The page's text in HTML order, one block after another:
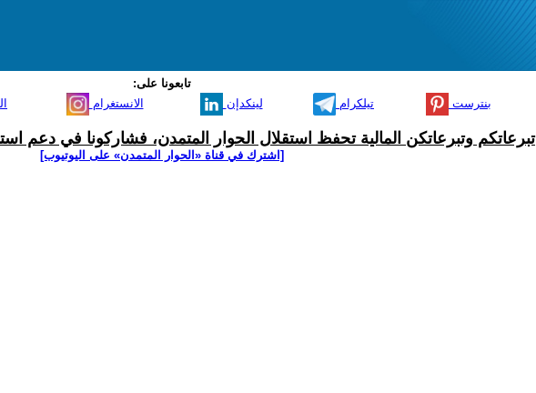
تابعونا على:
الانستغرام لينكدإن تيلكرام بنترست
تبرعاتكم وتبرعاتكن المالية تحفظ استقلال الحوار المتمدن، فشاركونا في دعم
[اشترك في قناة ‫«الحوار المتمدن» على اليوتيوب]